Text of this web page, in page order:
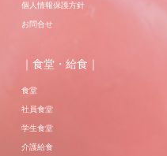
個人情報保護方針
お問合せ
｜食堂・給食｜
食堂
社員食堂
学生食堂
介護給食